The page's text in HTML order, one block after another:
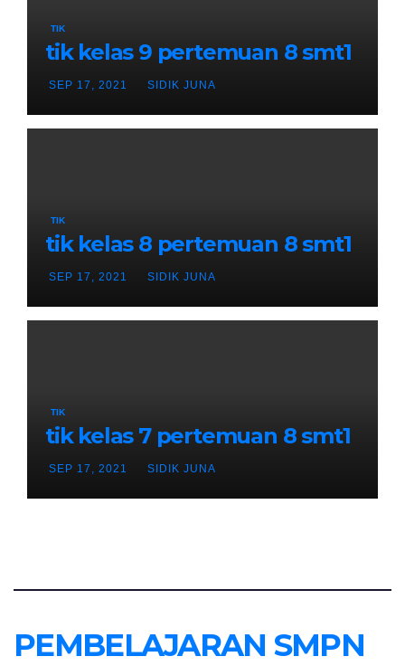
TIK
tik kelas 9 pertemuan 8 smt1
SEP 17, 2021 SIDIK JUNA
TIK
tik kelas 8 pertemuan 8 smt1
SEP 17, 2021 SIDIK JUNA
TIK
tik kelas 7 pertemuan 8 smt1
SEP 17, 2021 SIDIK JUNA
PEMBELAJARAN SMPN